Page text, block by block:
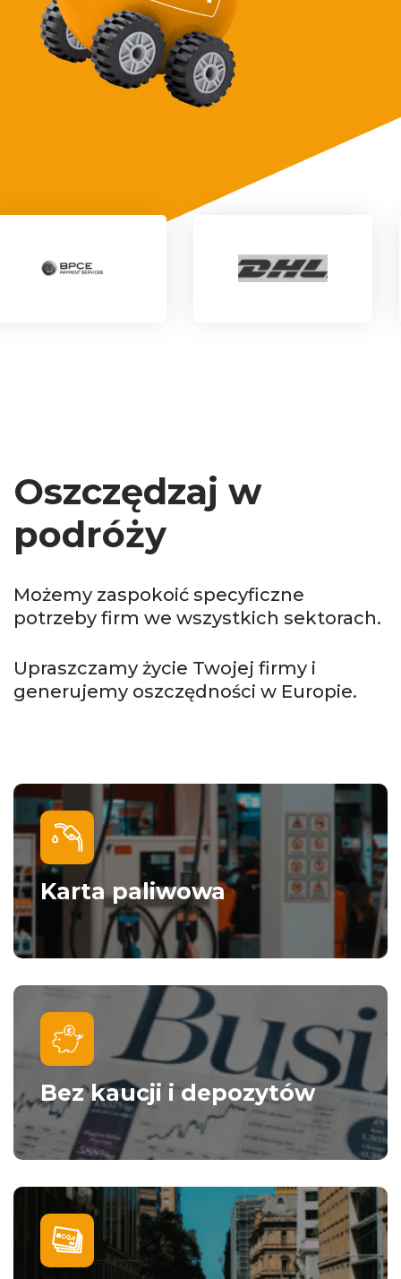
Oszczędzaj w
podróży
Możemy zaspokoić specyficzne
potrzeby firm we wszystkich sektorach.
Upraszczamy życie Twojej firmy i
generujemy oszczędności w Europie.
Karta paliwowa
Bez kaucji i depozytów